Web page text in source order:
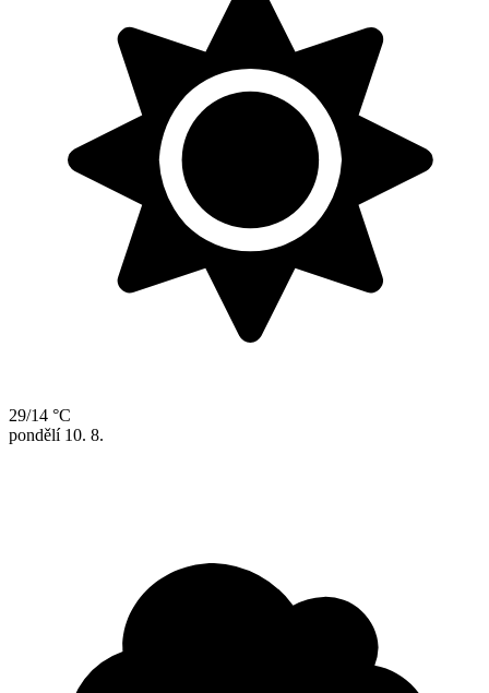
29/14 °C
pondělí 10. 8.